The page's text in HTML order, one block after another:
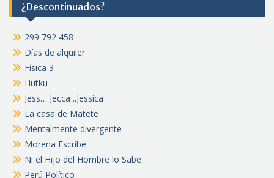
¿Descontinuados?
299 792 458
Días de alquiler
Física 3
Hutku
Jess… Jecca ..Jessica
La casa de Matete
Mentalmente divergente
Morena Escribe
Ni el Hijo del Hombre lo Sabe
Perú Político